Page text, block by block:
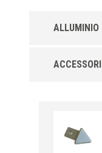
ALLUMINIO
Brillantato
ACCESSORI